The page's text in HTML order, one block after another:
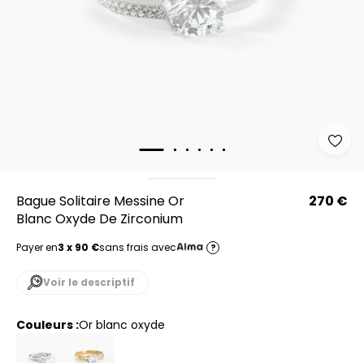
Bague Solitaire Messine Or
Blanc Oxyde De Zirconium
270 €
Payer en3 x 90 €sans frais avec ?
Voir le descriptif
Couleurs : or blanc oxyde